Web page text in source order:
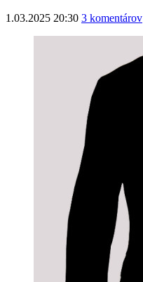
1.03.2025 20:30 3 komentárov